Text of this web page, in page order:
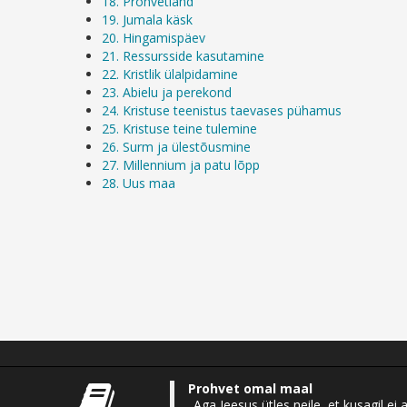
19. Jumala käsk
20. Hingamispäev
21. Ressursside kasutamine
22. Kristlik ülalpidamine
23. Abielu ja perekond
24. Kristuse teenistus taevases pühamus
25. Kristuse teine tulemine
26. Surm ja ülestõusmine
27. Millennium ja patu lõpp
28. Uus maa
Prohvet omal maal